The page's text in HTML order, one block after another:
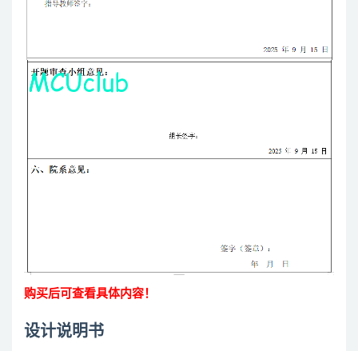
购买后可查看具体内容！
设计说明书